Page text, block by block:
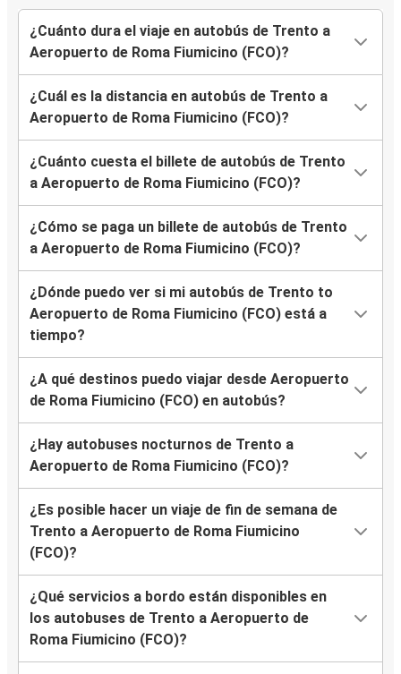
¿Cuánto dura el viaje en autobús de Trento a
Aeropuerto de Roma Fiumicino (FCO)?
¿Cuál es la distancia en autobús de Trento a
Aeropuerto de Roma Fiumicino (FCO)?
¿Cuánto cuesta el billete de autobús de Trento
a Aeropuerto de Roma Fiumicino (FCO)?
¿Cómo se paga un billete de autobús de Trento
a Aeropuerto de Roma Fiumicino (FCO)?
¿Dónde puedo ver si mi autobús de Trento to
Aeropuerto de Roma Fiumicino (FCO) está a
tiempo?
¿A qué destinos puedo viajar desde Aeropuerto
de Roma Fiumicino (FCO) en autobús?
¿Hay autobuses nocturnos de Trento a
Aeropuerto de Roma Fiumicino (FCO)?
¿Es posible hacer un viaje de fin de semana de
Trento a Aeropuerto de Roma Fiumicino
(FCO)?
¿Qué servicios a bordo están disponibles en
los autobuses de Trento a Aeropuerto de
Roma Fiumicino (FCO)?